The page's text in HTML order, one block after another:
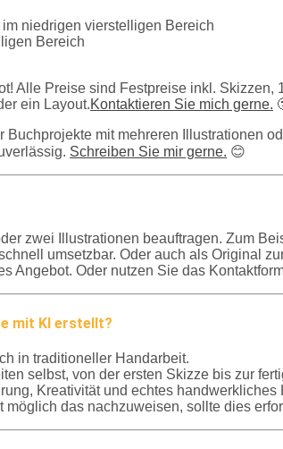
niedrigen vierstelligen Bereich
Bereich
Alle Preise sind Festpreise inkl.
ein Layout.Kontaktieren Sie mich gerne.
Buchprojekte mit mehreren Illustrationen
Schreiben Sie mir gerne. 😊
zwei Illustrationen beauftragen. Zum
umsetzbar. Oder auch als Original
Angebot. Oder nutzen Sie das
mit KI erstellt?
in traditioneller Handarbeit.
selbst, von der ersten Skizze bis zur
Kreativität und echtes
das nachzuweisen, sollte dies